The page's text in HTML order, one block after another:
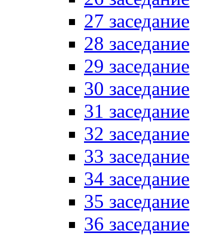
27 заседание
28 заседание
29 заседание
30 заседание
31 заседание
32 заседание
33 заседание
34 заседание
35 заседание
36 заседание